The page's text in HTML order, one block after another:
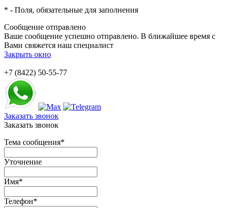
* - Поля, обязательные для заполнения
Сообщение отправлено
Ваше сообщение успешно отправлено. В ближайшее время с
Вами свяжется наш специалист
Закрыть окно
+7 (8422) 50-55-77
Заказать звонок
Заказать звонок
Тема сообщения*
Уточнение
Имя*
Телефон*